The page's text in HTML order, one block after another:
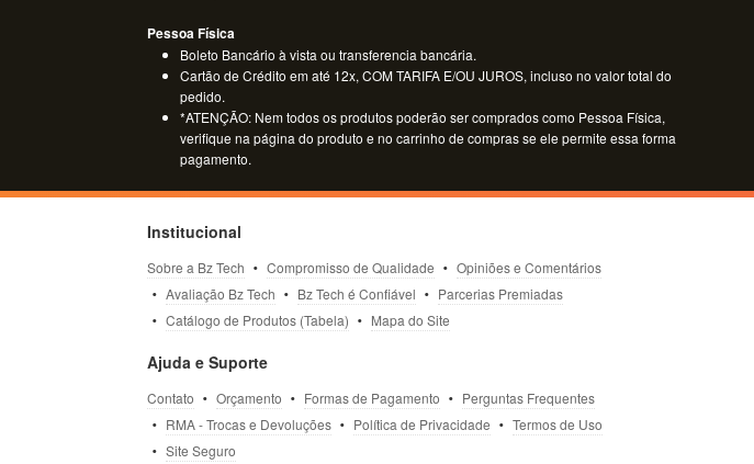
Pessoa Física
Boleto Bancário à vista ou transferencia bancária.
Cartão de Crédito em até 12x, COM TARIFA E/OU JUROS, incluso no valor total do
pedido.
*ATENÇÃO: Nem todos os produtos poderão ser comprados como Pessoa Física,
verifique na página do produto e no carrinho de compras se ele permite essa forma
pagamento.
Institucional
Sobre a Bz Tech Compromisso de Qualidade
Opiniões e Comentários
Avaliação Bz Tech
Bz Tech é Confiável
Parcerias Premiadas
Catálogo de Produtos (Tabela)
Mapa do Site
Ajuda e Suporte
Contato Orçamento Formas de Pagamento
Perguntas Frequentes
RMA - Trocas e Devoluções
Política de Privacidade
Termos de Uso
Site Seguro